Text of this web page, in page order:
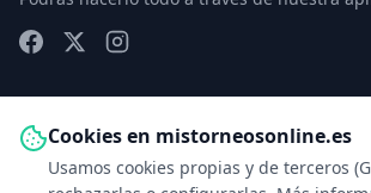
Cookies en mistorneosonline.es
Usamos cookies propias y de terceros